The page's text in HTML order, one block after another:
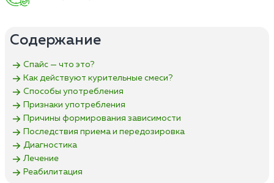
Содержание
Спайс — что это?
Как действуют курительные смеси?
Способы употребления
Признаки употребления
Причины формирования зависимости
Последствия приема и передозировка
Диагностика
Лечение
Реабилитация